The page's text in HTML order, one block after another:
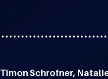
Timon Schrofner,